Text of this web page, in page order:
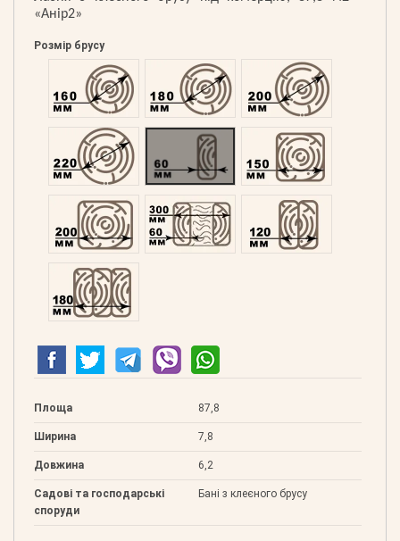
«Анір2»
Розмір брусу
Оциліндрований 160Оциліндрований 180Оциліндрований 200
Оциліндрований 220Профільований 60 Профільований 150
Профільований 200Подвійний 300 Клеєний 120
Клеєний 180
Площа 87,8
Ширина 7,8
Довжина 6,2
Садові та господарські
споруди
Бані з клеєного брусу